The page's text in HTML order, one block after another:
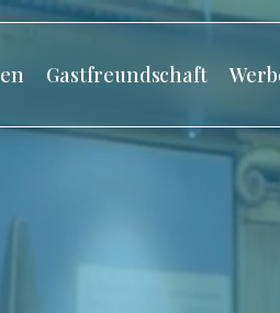
Gastfreundschaft